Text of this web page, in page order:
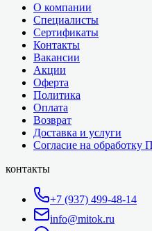
О компании
Специалисты
Сертификаты
Контакты
Вакансии
Акции
Оферта
Политика
Оплата
Возврат
Доставка и услуги
Согласие на обработку
контакты
+7 (937) 499-48-14
info@mitok.ru